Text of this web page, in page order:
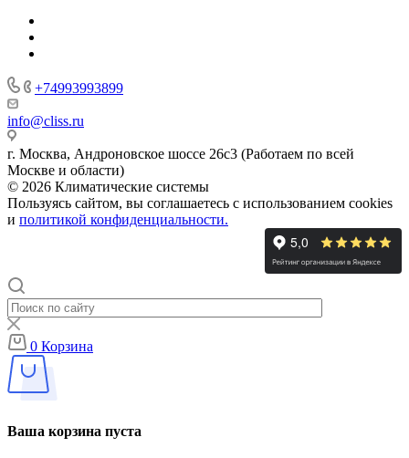
+74993993899
info@cliss.ru
г. Москва, Андроновское шоссе 26с3 (Работаем по всей
Москве и области)
© 2026 Климатические системы
Пользуясь сайтом, вы соглашаетесь с использованием cookies
и политикой конфиденциальности.
0 Корзина
Ваша корзина пуста